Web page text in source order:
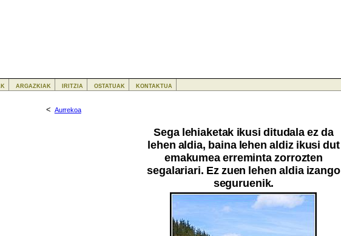
< Aurrekoa
Sega lehiaketak ikusi ditudala ez da
lehen aldia, baina lehen aldiz ikusi dut
emakumea erreminta zorrozten
segalariari. Ez zuen lehen aldia izango
seguruenik.
argazkiak iritzia ostatuak kontaktua